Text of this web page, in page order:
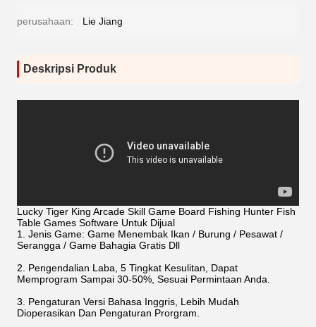
perusahaan: Lie Jiang
Deskripsi Produk
Lucky Tiger King Arcade Skill Game Board Fishing Hunter Fish
Table Games Software Untuk Dijual
1. Jenis Game: Game Menembak Ikan / Burung / Pesawat /
Serangga / Game Bahagia Gratis Dll
2. Pengendalian Laba, 5 Tingkat Kesulitan, Dapat
Memprogram Sampai 30-50%, Sesuai Permintaan Anda.
3. Pengaturan Versi Bahasa Inggris, Lebih Mudah
Dioperasikan Dan Pengaturan Prorgram.